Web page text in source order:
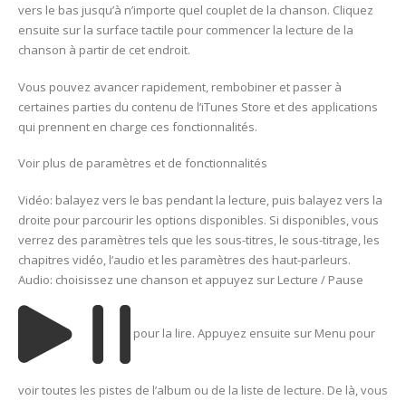
vers le bas jusqu’à n’importe quel couplet de la chanson. Cliquez
ensuite sur la surface tactile pour commencer la lecture de la
chanson à partir de cet endroit.
Vous pouvez avancer rapidement, rembobiner et passer à
certaines parties du contenu de l’iTunes Store et des applications
qui prennent en charge ces fonctionnalités.
Voir plus de paramètres et de fonctionnalités
Vidéo: balayez vers le bas pendant la lecture, puis balayez vers la
droite pour parcourir les options disponibles. Si disponibles, vous
verrez des paramètres tels que les sous-titres, le sous-titrage, les
chapitres vidéo, l’audio et les paramètres des haut-parleurs.
Audio: choisissez une chanson et appuyez sur Lecture / Pause
pour la lire. Appuyez ensuite sur Menu pour
voir toutes les pistes de l’album ou de la liste de lecture. De là, vous